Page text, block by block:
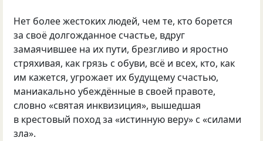
Нет более жестоких людей, чем те, кто борется
за своё долгожданное счастье, вдруг
замаячившее на их пути, брезгливо и яростно
стряхивая, как грязь с обуви, всё и всех, кто, как
им кажется, угрожает их будущему счастью,
маниакально убеждённые в своей правоте,
словно «святая инквизиция», вышедшая
в крестовый поход за «истинную веру» с «силами
зла».